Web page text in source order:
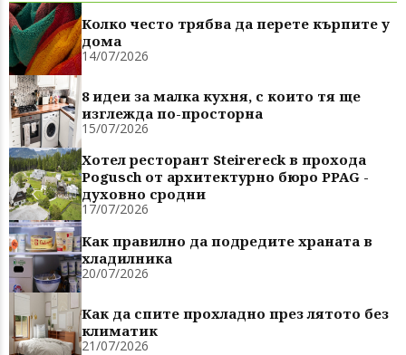
Колко често трябва да перете кърпите у
дома
14/07/2026
8 идеи за малка кухня, с които тя ще
изглежда по-просторна
15/07/2026
Хотел ресторант Steirereck в прохода
Pogusch от архитектурно бюро PPAG -
духовно сродни
17/07/2026
Как правилно да подредите храната в
хладилника
20/07/2026
Как да спите прохладно през лятото без
климатик
21/07/2026